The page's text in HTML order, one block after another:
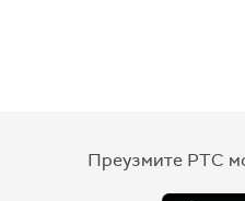
Преузмите РТС